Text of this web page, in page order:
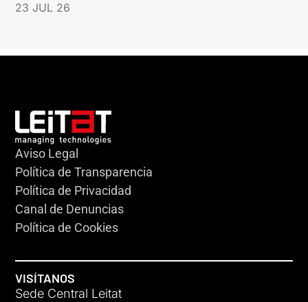
23 JUL 26
Aviso Legal
Política de Transparencia
Política de Privacidad
Canal de Denuncias
Política de Cookies
VISÍTANOS
Sede Central Leitat